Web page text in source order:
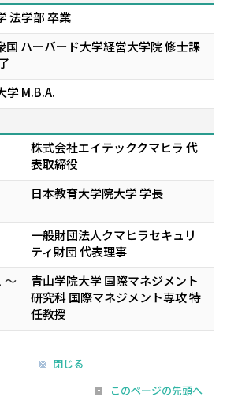
法学部 卒業
国 ハーバード大学経営大学院 修士課
学 M.B.A.
株式会社エイテッククマヒラ 代
表取締役
日本教育大学院大学 学長
一般財団法人クマヒラセキュリ
ティ財団 代表理事
～
青山学院大学 国際マネジメント
研究科 国際マネジメント専攻 特
任教授
閉じる
このページの先頭へ